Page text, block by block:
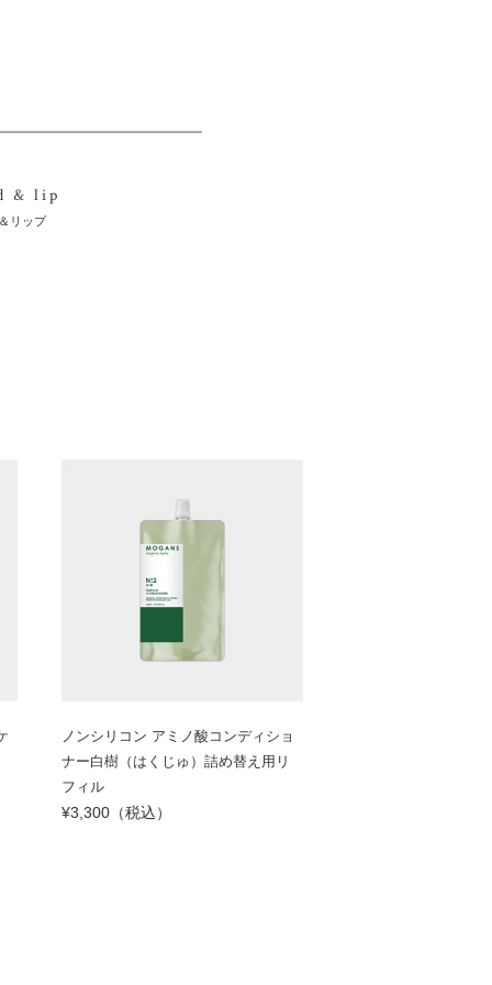
& lip
リップ
ノンシリコン アミノ酸コンディショ
ナー白樹（はくじゅ）詰め替え用リ
フィル
¥3,300（税込）